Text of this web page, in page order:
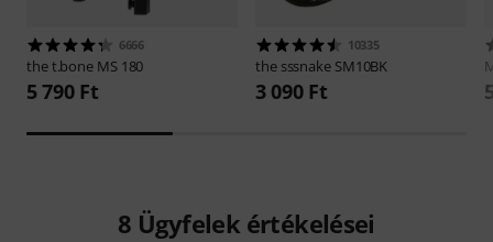
6666
the t.bone MS 180
5 790 Ft
10335
the sssnake SM10BK
3 090 Ft
8 Ügyfelek értékelései